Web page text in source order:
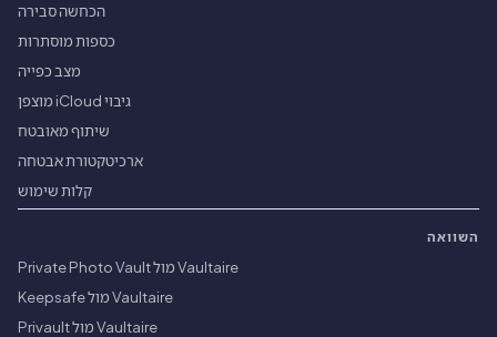
הכחשה סבירה
כספות מוסתרות
מצב כפייה
גיבוי iCloud מוצפן
שיתוף מאובטח
ארכיטקטורת אבטחה
קלות שימוש
השוואה
Vaultaire מול Private Photo Vault
Vaultaire מול Keepsafe
Vaultaire מול Privault